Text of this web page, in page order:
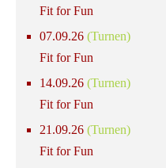
Fit for Fun
07.09.26 (Turnen)
Fit for Fun
14.09.26 (Turnen)
Fit for Fun
21.09.26 (Turnen)
Fit for Fun